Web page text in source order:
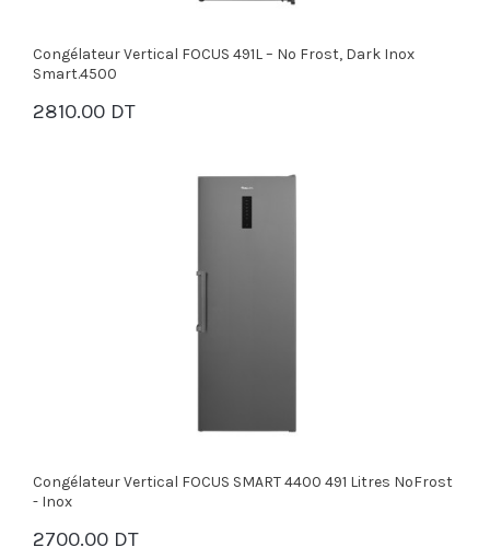
Congélateur Vertical FOCUS 491L – No Frost, Dark Inox
Smart.4500
2810.00 DT
PANIER
Congélateur Vertical FOCUS SMART 4400 491 Litres NoFrost
- Inox
2700.00 DT
PANIER